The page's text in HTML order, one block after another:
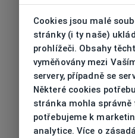
Cookies jsou malé
stránky (i ty naše)
prohlížeči. Obsahy
vyměňovány mezi
servery, případně se
Některé cookies
stránka mohla
potřebujeme k
analytice. Více o